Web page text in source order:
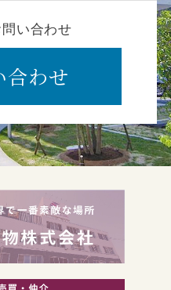
い合わせ
合わせ